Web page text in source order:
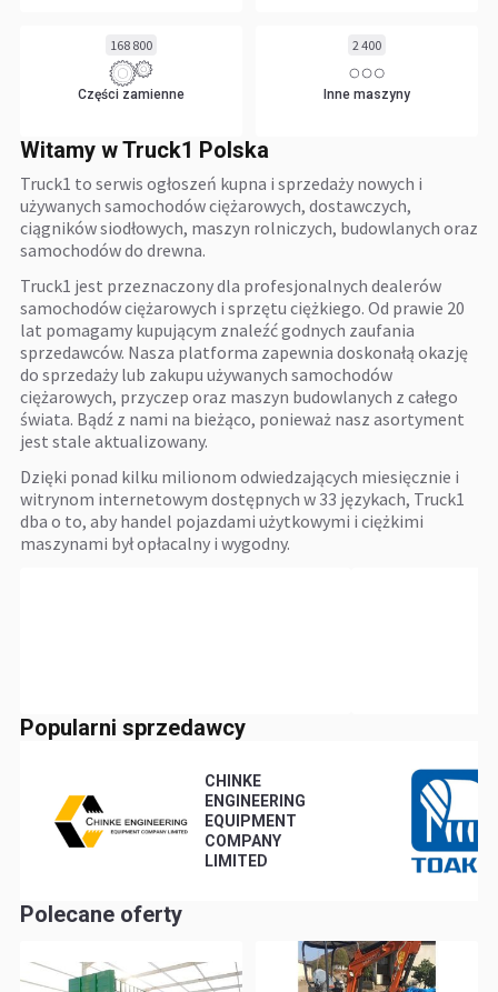
168 800
Części zamienne
2 400
Inne maszyny
Witamy w Truck1 Polska
Truck1 to serwis ogłoszeń kupna i sprzedaży nowych i
używanych samochodów ciężarowych, dostawczych,
ciągników siodłowych, maszyn rolniczych, budowlanych oraz
samochodów do drewna.
Truck1 jest przeznaczony dla profesjonalnych dealerów
samochodów ciężarowych i sprzętu ciężkiego. Od prawie 20
lat pomagamy kupującym znaleźć godnych zaufania
sprzedawców. Nasza platforma zapewnia doskonałą okazję
do sprzedaży lub zakupu używanych samochodów
ciężarowych, przyczep oraz maszyn budowlanych z całego
świata. Bądź z nami na bieżąco, ponieważ nasz asortyment
jest stale aktualizowany.
Dzięki ponad kilku milionom odwiedzających miesięcznie i
witrynom internetowym dostępnych w 33 językach, Truck1
dba o to, aby handel pojazdami użytkowymi i ciężkimi
maszynami był opłacalny i wygodny.
Popularni sprzedawcy
CHINKE
ENGINEERING
EQUIPMENT
COMPANY
LIMITED
Polecane oferty